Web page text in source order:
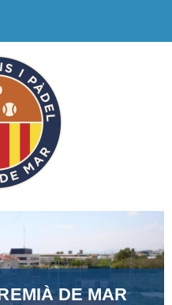
DE MAR